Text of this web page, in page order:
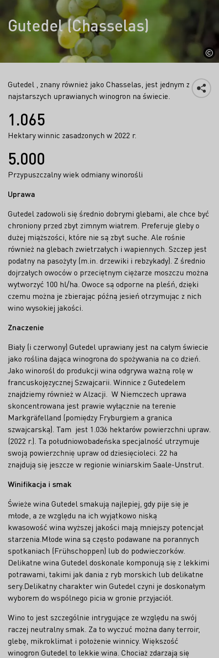
Gutedel (Chasselas)
Gutedel , znany również jako Chasselas, jest jednym z
najstarszych uprawianych winogron na świecie.
Fakty
1.065
Hektary winnic zasadzonych w 2022 r.
5.000
Przypuszczalny wiek odmiany winorośli
Uprawa
Gutedel zadowoli się średnio dobrymi glebami, ale chce być
chroniony przed zbyt zimnym wiatrem. Preferuje gleby o
dużej miąższości, które nie są zbyt suche. Ale rośnie
również na glebach zwietrzałych i wapiennych. Szczep jest
podatny na pasożyty (m.in. drzewiki i rebzykady). Z średnio
dojrzałych owoców o przeciętnym ciężarze moszczu można
wytworzyć 100 hl/ha. Owoce są odporne na pleśń, dzięki
czemu można je zbierając późną jesień otrzymując z nich
wino wysokiej jakości.
Znaczenie
Biały (i czerwony) Gutedel uprawiany jest na całym świecie
jako roślina dająca winogrona do spożywania na co dzień.
Jako winorośl do produkcji wina odgrywa ważną rolę w
francuskojęzycznej Szwajcarii. Winnice z Gutedelem
znajdziemy również w Alzacji. W Niemczech uprawa
skoncentrowana jest prawie wyłącznie na terenie
Markgräfelland (pomiędzy Fryburgiem a granica
szwajcarską). Tam jest 1.036 hektarów powierzchni upraw.
(2022 r.). Ta południowobadeńska specjalność utrzymuje
swoją powierzchnię upraw od dziesięcioleci. 22 ha
znajdują się jeszcze w regionie winiarskim Saale-Unstrut.
Winifikacja i smak
Świeże wina Gutedel smakują najlepiej, gdy pije się je
młode, a ze względu na ich wyjątkowo niską
kwasowość wina wyższej jakości mają mniejszy potencjał
starzenia.Młode wina są często podawane na porannych
spotkaniach (Frühschoppen) lub do podwieczorków.
Delikatne wina Gutedel doskonale komponują się z lekkimi
potrawami, takimi jak dania z ryb morskich lub delikatne
sery.Delikatny charakter win Gutedel czyni je doskonałym
wyborem do wspólnego picia w gronie przyjaciół.
Wino to jest szczególnie intrygujące ze względu na swój
raczej neutralny smak. Za to wyczuć można dany terroir,
glebę, mikroklimat i położenie winnicy. Większość
winogron Gutedel to lekkie wina. Chociaż zdarzają się